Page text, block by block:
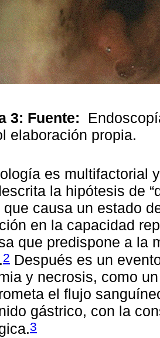
3: Fuente:
elaboración propia.
es multifactorial
la hipótesis de
que causa un estado
en la capacidad
que predispone a la
2 Después es un
y necrosis, como
el flujo
gástrico, con la
3